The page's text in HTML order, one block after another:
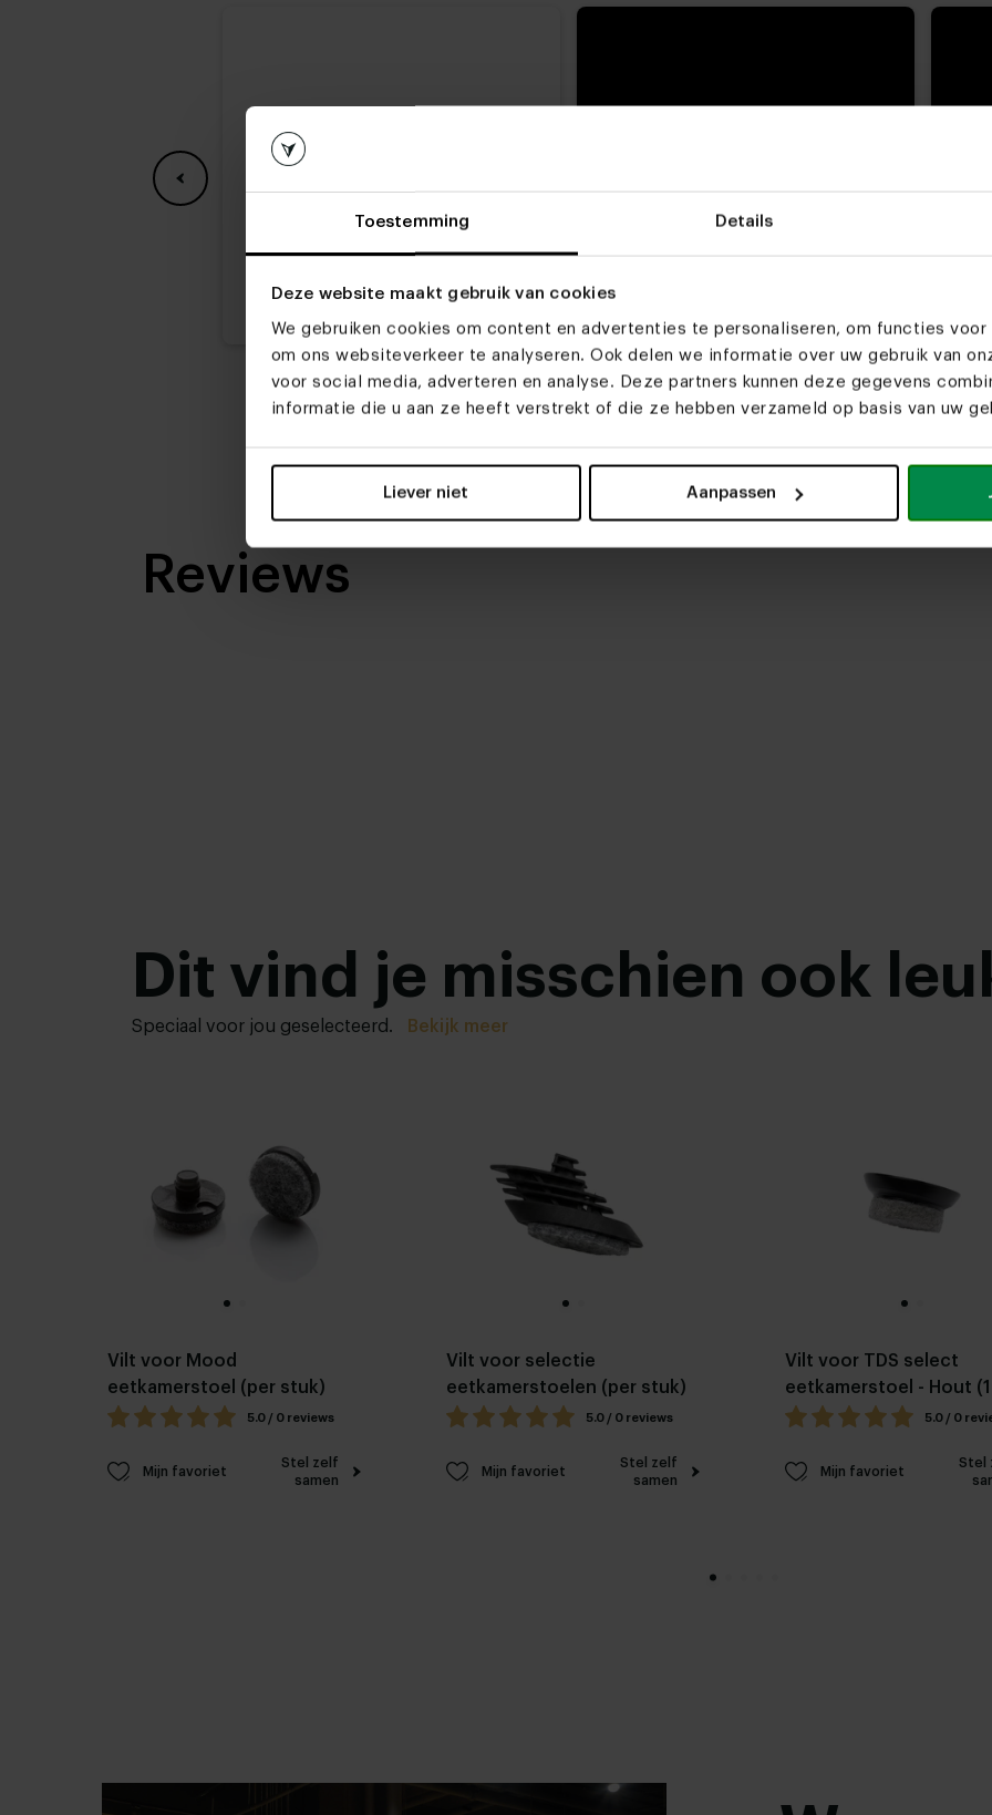
Toestemming Details
Deze website maakt gebruik van cookies
We gebruiken cookies om content en advertenties te personaliseren, om functies
om ons websiteverkeer te analyseren. Ook delen we informatie over uw gebruik van
voor social media, adverteren en analyse. Deze partners kunnen deze gegevens
informatie die u aan ze heeft verstrekt of die ze hebben verzameld op basis van uw
Liever niet Aanpassen
Reviews
Dit vind je misschien ook
Speciaal voor jou geselecteerd. Bekijk meer
Vilt voor Mood
eetkamerstoel (per stuk)
5.0 / 0 reviews
Mijn favoriet
Stel zelf
samen
Vilt voor selectie
eetkamerstoelen (per stuk)
5.0 / 0 reviews
Mijn favoriet
Stel zelf
samen
Vilt voor TDS select
eetkamerstoel - Hout (1
stuk)
5.0 / 0
Mijn favoriet
Stel